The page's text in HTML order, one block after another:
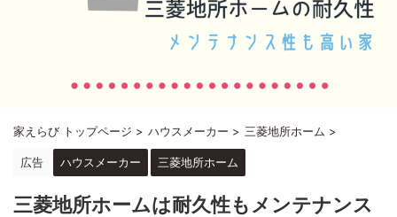
家えらび トップページ > ハウスメーカー > 三菱地所ホーム >
広告 ハウスメーカー 三菱地所ホーム
三菱地所ホームは耐久性もメンテナンス